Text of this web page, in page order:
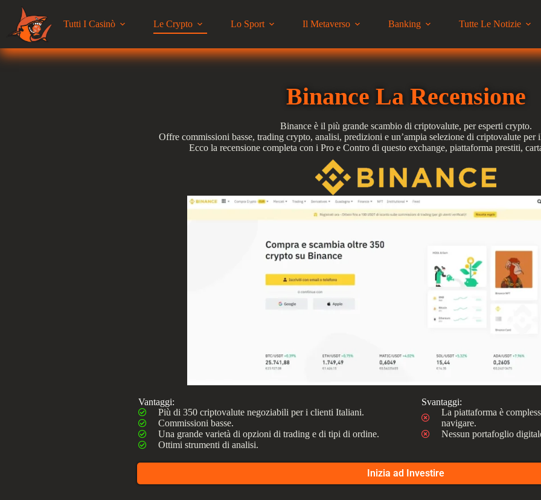
Tutti I Casinò Le Crypto Lo Sport Il Metaverso Banking Tutte Le Notizie
Binance La Recensione
Binance è il più grande scambio di criptovalute, per esperti crypto.
Offre commissioni basse, trading crypto, analisi, predizioni e un’ampia selezione di criptovalute
Ecco la recensione completa con i Pro e Contro di questo exchange, piattaforma prestiti,
Vantaggi:
Più di 350 criptovalute negoziabili per i clienti Italiani.
Commissioni basse.
Una grande varietà di opzioni di trading e di tipi di ordine.
Ottimi strumenti di analisi.
Svantaggi:
La piattaforma è
navigare.
Nessun portafoglio
Inizia ad Investire